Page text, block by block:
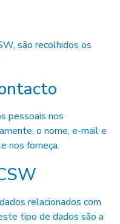
são recolhidos os
pessoais nos
o nome, e-mail e
nos forneça.
relacionados com
tipo de dados são a